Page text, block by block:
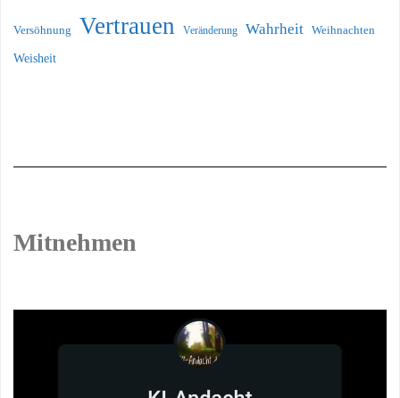
Versöhnung Vertrauen Veränderung Wahrheit Weihnachten
Weisheit
Mitnehmen